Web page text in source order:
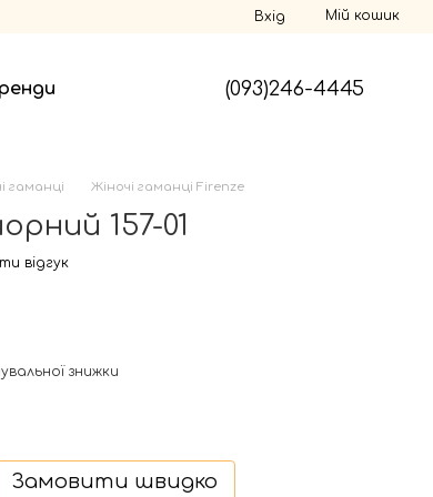
Вхід Мій кошик
(093)246-4445
гаманці Жіночі гаманці Firenze
157-01
відгук
знижки
Замовити швидко